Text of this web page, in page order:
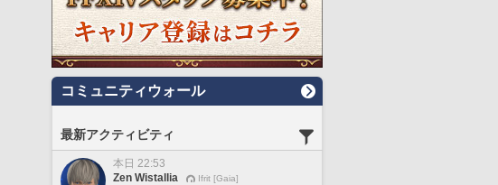
コミュニティウォール
最新アクティビティ
本日 22:53
Zen Wistallia
Ifrit [Gaia]